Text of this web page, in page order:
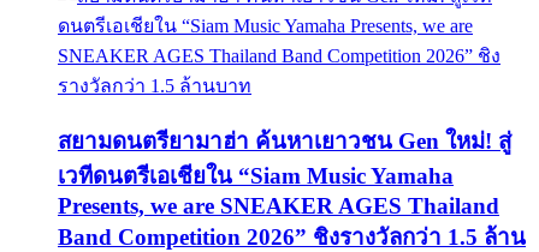
สยามดนตรียามาฮ่า ค้นหาเยาวชน Gen ใหม่! สู่
เวทีดนตรีเอเชียใน “Siam Music Yamaha
Presents, we are SNEAKER AGES Thailand
Band Competition 2026” ชิงรางวัลกว่า 1.5 ล้าน